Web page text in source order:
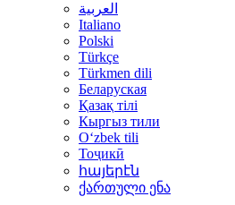
العربية
Italiano
Polski
Türkçe
Türkmen dili
Беларуская
Қазақ тілі
Кыргыз тили
Oʻzbek tili
Тоҷикӣ
հայերէն
ქართული ენა